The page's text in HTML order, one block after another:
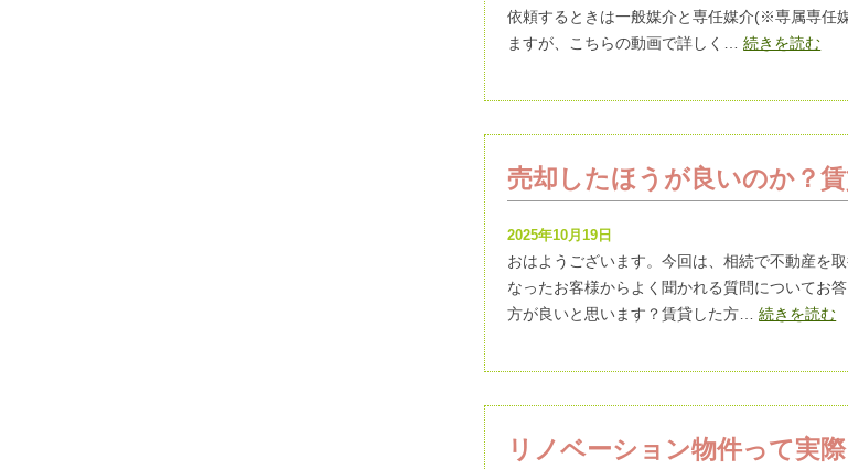
依頼するときは一般媒介と専任媒介(※専属専任
ますが、こちらの動画で詳しく…続きを読む
売却したほうが良いのか？
2025年10月19日
おはようございます。今回は、相続で不動産を
なったお客様からよく聞かれる質問についてお
方が良いと思います？賃貸した方…続きを読む
リノベーション物件って実